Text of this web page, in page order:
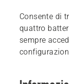
Consente di
quattro
sempre